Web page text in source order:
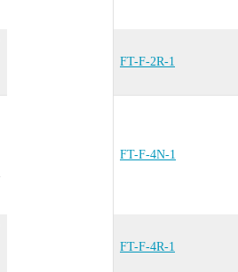
FT-F-2R-1
FT-F-4N-1
FT-F-4R-1